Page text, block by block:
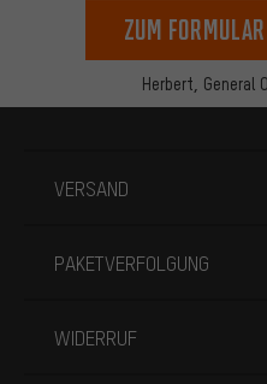
Herbert, General
zum Formular
VERSAND
PAKETVERFOLGUNG
WIDERRUF